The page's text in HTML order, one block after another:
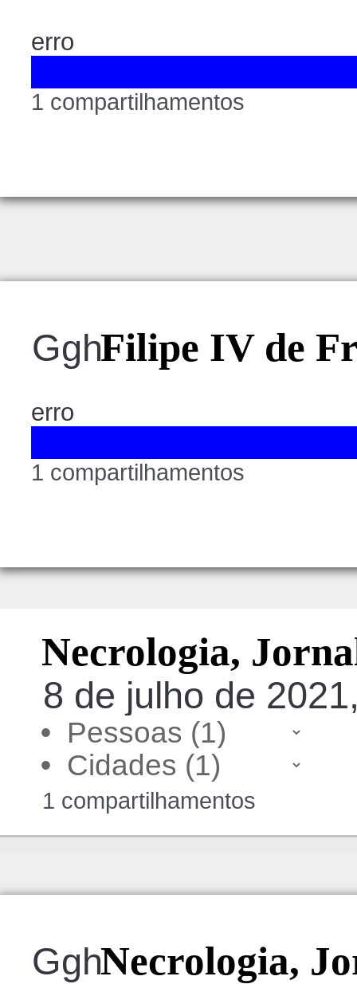
erro
1 compartilhamentos
GghFilipe IV de
erro
1 compartilhamentos
Necrologia,
8 de julho de
•
•
1 compartilhamentos
GghNecrologia,